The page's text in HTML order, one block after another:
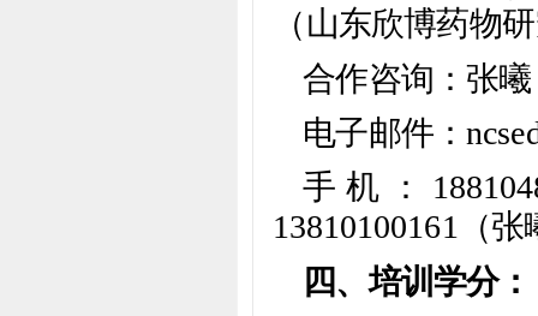
（山东欣博药物
合作咨询：张
电子邮件：
手机：
13810100161（张
四、培训学分：